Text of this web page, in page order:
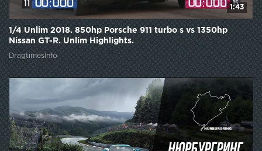
1:43
1/4 Unlim 2018. 850hp Porsche 911 turbo s vs 1350hp
Nissan GT-R. Unlim Highlights.
DragtimesInfo